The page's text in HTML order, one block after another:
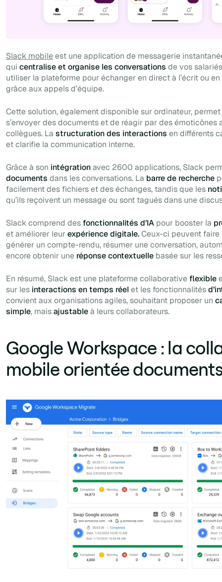
Slack mobileest une application de messagerie
qui centralise et organise les conversations de vos
utiliser la plateforme pour échanger en direct à l’écrit ou
grâce aux appels d’équipe.
Cette solution, également disponible sur ordinateur,
s’envoyer des documents et de réagir par des émoticônes
collègues. La structuration des interactions en différents
et clarifie la communication interne.
Grâce à son intégrationavec 2600 applications, Slack
documents dans les conversations. La barre de recherche
facilement des fichiers et des échanges, tandis que les
qu’ils reçoivent un message ou sont tagués dans une
Slack comprend desfonctionnalités d’IA pour booster la
et améliorer leurexpérience digitale.Ceux-ci peuvent
générer un compte-rendu, résumer une conversation,
encore obtenir une réponse contextuelle basée sur les
En résumé, Slack est une plateforme collaborativeflexible
sur les interactions en temps réel et les fonctionnalités
convient aux organisations agiles, souhaitant proposer un
simple, maisajustableà leurs collaborateurs.
Google Workspace : la
mobile orientée